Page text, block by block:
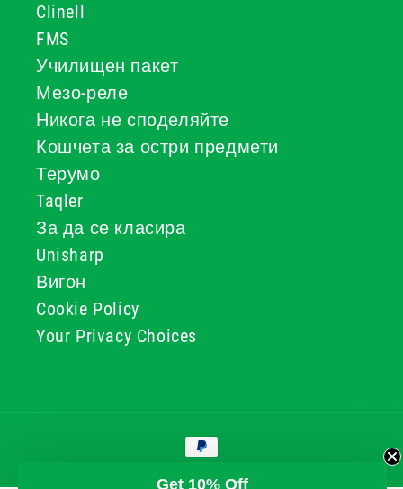
Clinell
FMS
Училищен пакет
Мезо-реле
Никога не споделяйте
Кошчета за остри предмети
Терумо
Taqler
За да се класира
Unisharp
Вигон
Cookie Policy
Your Privacy Choices
Начини
© 2026, GG & BB Limited t/a UKMEDI
Get 10% Off